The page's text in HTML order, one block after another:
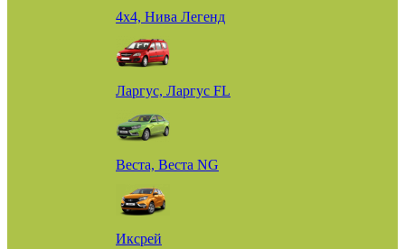
4х4, Нива Легенд
Ларгус, Ларгус FL
Веста, Веста NG
Иксрей